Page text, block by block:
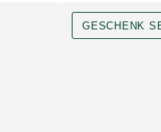
GESCHENK